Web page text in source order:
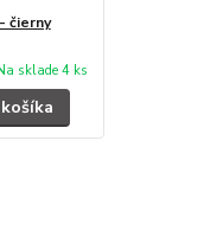
čierny
sklade 4 ks